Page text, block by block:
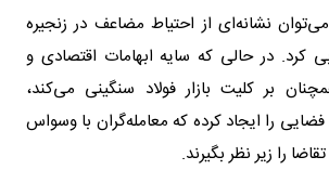
نشانه‌ای از احتیاط مضاعف در زنجیره
کرد. در حالی که سایه ابهامات اقتصادی و
بر کلیت بازار فولاد سنگینی می‌کند،
را ایجاد کرده که معامله‌گران با وسواس
را زیر نظر بگیرند.